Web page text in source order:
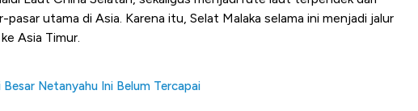
pasar utama di Asia. Karena itu, Selat Malaka selama ini menjadi jalur
Asia Timur.
Netanyahu Ini Belum Tercapai